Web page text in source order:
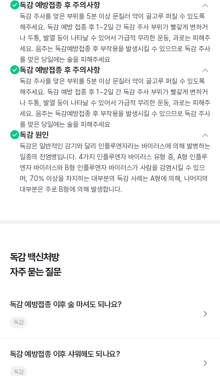
독감 예방접종 후 주의사항
독감 주사를 맞은 부위를 5분 이상 문질러 약이 골고루 퍼질 수 있도록
해주세요. 독감 예방 접종 후 1~2일 간 독감 주사 부위가 빨갛게 변하거
나 두통, 발열 등이 나타날 수 있어서 가급적 무리한 운동, 과로는 피해주
세요. 음주는 독감예방접종 후 부작용을 발생시킬 수 있으므로 독감 주사
를 맞은 당일에는 술을 피해주세요
독감 예방접종 후 주의사항
독감 주사를 맞은 부위를 5분 이상 문질러 약이 골고루 퍼질 수 있도록
해주세요. 독감 예방 접종 후 1~2일 간 독감 주사 부위가 빨갛게 변하거
나 두통, 발열 등이 나타날 수 있어서 가급적 무리한 운동, 과로는 피해주
세요. 음주는 독감예방접종 후 부작용을 발생시킬 수 있으므로 독감 주사
를 맞은 당일에는 술을 피해주세요
독감 원인
독감은 일반적인 감기와 달리 인플루엔자라는 바이러스에 의해 발병하는
일종의 전염병입니다. 4가지 인플루엔자 바이러스 유형 중, A형 인플루
엔자 바이러스와 B형 인플루엔자 바이러스가 사람을 감염시킬 수 있으
며, 70% 이상을 차지하는 대부분의 독감 사례는 A형에 의해, 나머지의
대부분은 주로 B형에 의해 발생합니다.
독감 백신처방
자주 묻는 질문
독감 예방접종 이후 술 마셔도 되나요?
독감
독감 예방접종 이후 샤워해도 되나요?
독감